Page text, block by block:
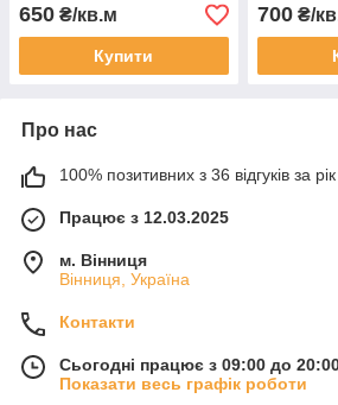
650 ₴/кв.м
Купити
700₴/
Про нас
100% позитивних з 36 відгуків за рік
Працює з 12.03.2025
м. Вінниця
Вінниця, Україна
Контакти
Сьогодні працює з 09:00 до
Показати весь графік роботи